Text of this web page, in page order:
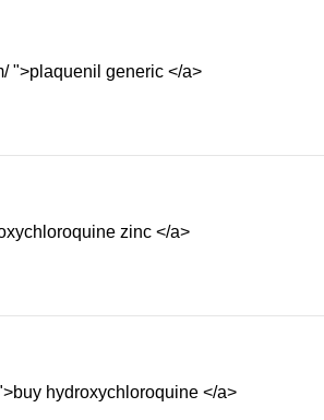
">plaquenil generic </a>
zinc </a>
hydroxychloroquine </a>